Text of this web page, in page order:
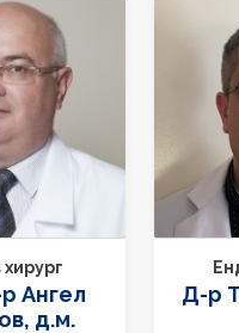
Ангел
д.м.
Д-р